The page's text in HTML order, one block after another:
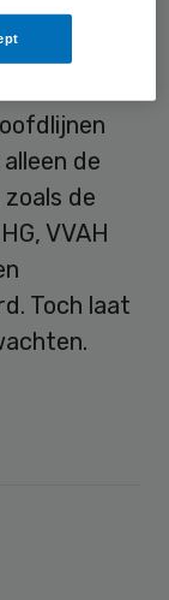
geleverd
de
de
VVAH
Toch laat